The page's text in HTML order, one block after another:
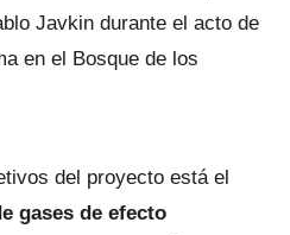
Javkin durante el acto de
en el Bosque de los
del proyecto está el
gases de efecto